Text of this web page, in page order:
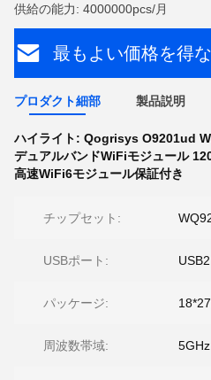
供給の能力: 4000000pcs/月
最もよい価格を得
プロダクト細部 製品説明
ハイライト: Qogrisys O9201ud
デュアルバンドWiFiモジュール
高速WiFi6モジュール保証付き
チップセット:
USBポート:
パッケージ:
周波数帯域: 5GHz